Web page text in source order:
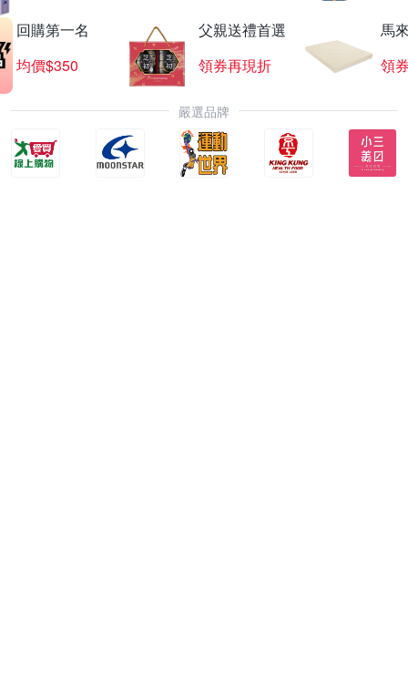
回購第一名
均價$350
父親送禮首選
領券再現折
馬
領
嚴選品牌